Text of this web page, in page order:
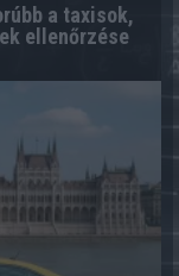
a taxisok,
ellenőrzése